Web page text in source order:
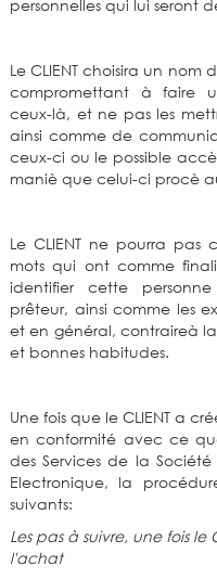
personnelles qui lui seront
Le CLIENT choisira un nom
compromettant à faire
ceux-là, et ne pas les
ainsi comme de
ceux-ci ou le possible
maniè que celui-ci procè
Le CLIENT ne pourra pas
mots qui ont comme
identifier cette
prêteur, ainsi comme les
et en général, contraireà
et bonnes habitudes.
Une fois que le CLIENT a
en conformité avec ce
des Services de la
Electronique, la
suivants:
Les pas à suivre, une fois le
l'achat